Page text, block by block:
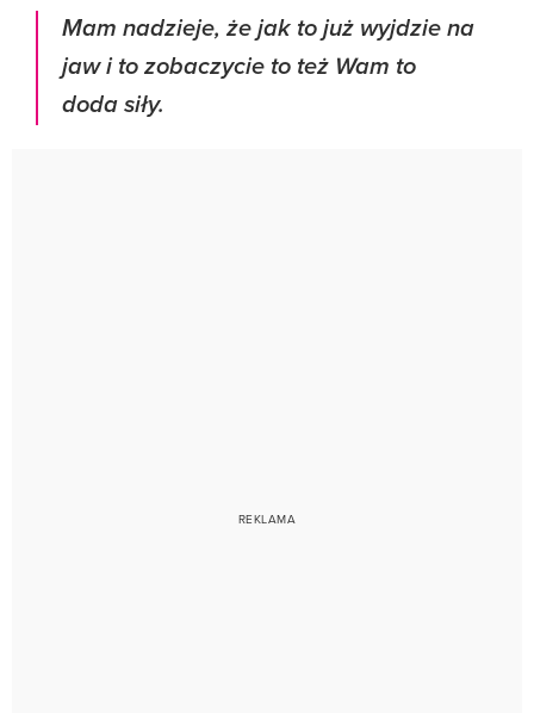
Mam nadzieje, że jak to już wyjdzie na
jaw i to zobaczycie to też Wam to
doda siły.